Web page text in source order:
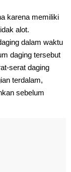
karena memiliki
alot.
dalam waktu
daging tersebut
serat daging
terdalam,
sebelum